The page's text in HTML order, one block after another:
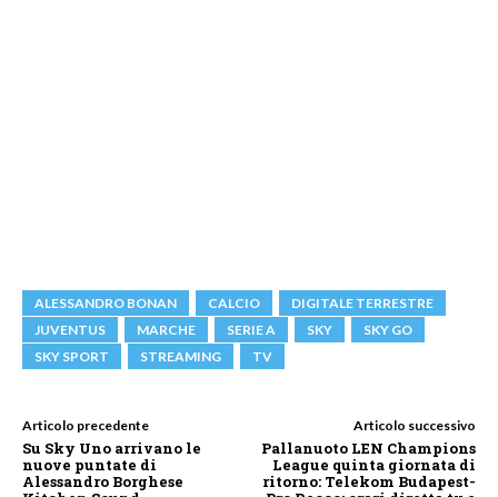
ALESSANDRO BONAN CALCIO
DIGITALE TERRESTRE
JUVENTUS
MARCHE SERIE A SKY
SKY GO
SKY SPORT
STREAMING TV
Articolo precedente
Su Sky Uno arrivano le
nuove puntate di
Alessandro Borghese
Articolo successivo
Pallanuoto LEN Champions
League quinta giornata di
ritorno: Telekom Budapest-